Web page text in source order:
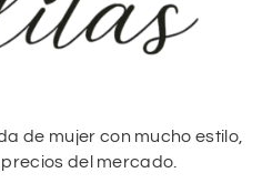
de mujer con mucho estilo,
del mercado.